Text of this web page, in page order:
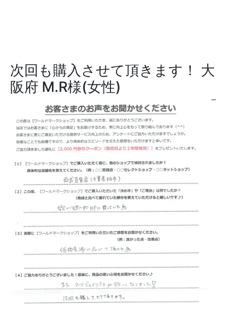
次回も購入させて頂きます！ 大
阪府 M.R様(女性)